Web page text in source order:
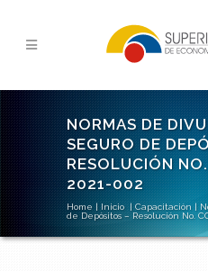
NORMAS DE
SEGURO DE
RESOLUCIÓN
2021-002
Home | Inicio | Capacitación |
de Depósitos – Resolución No.